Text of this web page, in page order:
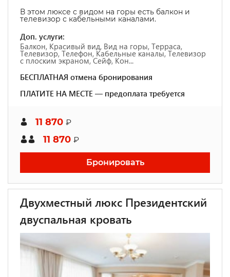
В этом люксе с видом на горы есть балкон и
телевизор с кабельными каналами.
Доп. услуги:
Балкон, Красивый вид, Вид на горы, Терраса,
Телевизор, Телефон, Кабельные каналы, Телевизор
с плоским экраном, Сейф, Кон...
БЕСПЛАТНАЯ отмена бронирования
ПЛАТИТЕ НА МЕСТЕ — предоплата требуется
11 870 ₽
11 870 ₽
Бронировать
Двухместный люкс Президентский
двуспальная кровать